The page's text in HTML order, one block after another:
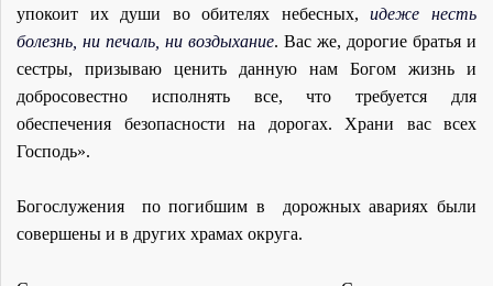
упокоит их души во обителях небесных,идеже несть
болезнь, ни печаль, ни воздыхание. Вас же, дорогие братья и
сестры, призываю ценить данную нам Богом жизнь и
добросовестно исполнять все, что требуется для
обеспечения безопасности на дорогах. Храни вас всех
Господь».
Богослужения по погибшим в дорожных авариях были
совершены и в других храмах округа.